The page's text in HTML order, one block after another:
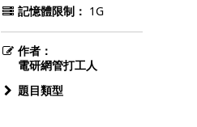
記憶體限制： 1G
作者：
電研網管打工人
題目類型